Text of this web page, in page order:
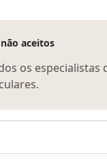
aceitos
os especialistas